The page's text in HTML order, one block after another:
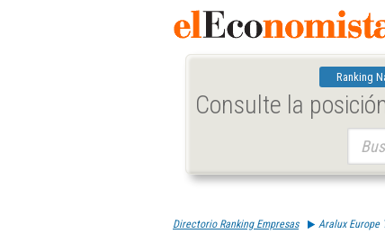
Ranking
Consulte la
Directorio Ranking Empresas Aralux Europe